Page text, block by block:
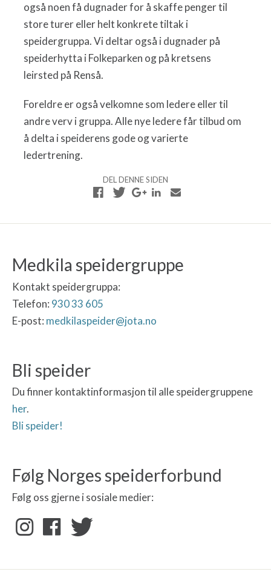
også noen få dugnader for å skaffe penger til
store turer eller helt konkrete tiltak i
speidergruppa. Vi deltar også i dugnader på
speiderhytta i Folkeparken og på kretsens
leirsted på Renså.
Foreldre er også velkomne som ledere eller til
andre verv i gruppa. Alle nye ledere får tilbud om
å delta i speiderens gode og varierte
ledertrening.
DEL DENNE SIDEN
Medkila speidergruppe
Kontakt speidergruppa:
Telefon: 930 33 605
E-post: medkilaspeider@jota.no
Bli speider
Du finner kontaktinformasjon til alle speidergruppene
her.
Bli speider!
Følg Norges speiderforbund
Følg oss gjerne i sosiale medier: